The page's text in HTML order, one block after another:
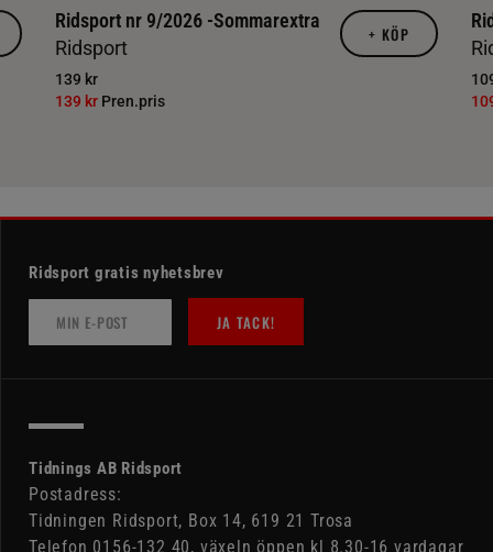
Ridsport nr 9/2026 -Sommarextra
Ridsport
139 kr
139 kr Pren.pris
+ KÖP
Ridsport gratis nyhetsbrev
JA TACK!
Tidnings AB Ridsport
Postadress:
Tidningen Ridsport, Box 14, 619 21 Trosa
Telefon 0156-132 40, växeln öppen kl 8.30-16 vardagar